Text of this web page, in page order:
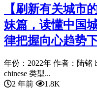
【刷新有关城市
妹篇，读懂中国
律把握向心趋势
年份：2022年 作者：陆铭
chinese 类型...
2 年前
1.8K